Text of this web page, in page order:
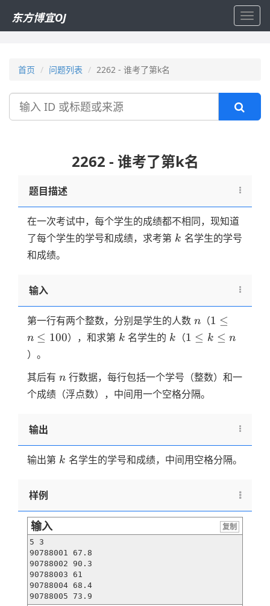
东方博宜OJ
首页 问题列表 2262 - 谁考了第k名
搜
2262 - 谁考了第k名
题目描述
在一次考试中，每个学生的成绩都不相同，现知道
了每个学生的学号和成绩，求考第 k
k 名学生的学号
和成绩。
输入
第一行有两个整数，分别是学生的人数 n
n （1≤n≤100
1 ≤
n ≤ 100），和求第 k
k 名学生的 k
k （1≤k≤n
1 ≤ k ≤ n
）。
其后有 n
n 行数据，每行包括一个学号（整数）和一
个成绩（浮点数），中间用一个空格分隔。
输出
输出第 k
k 名学生的学号和成绩，中间用空格分隔。
样例
输入
复制
5 3
90788001 67.8
90788002 90.3
90788003 61
90788004 68.4
90788005 73.9